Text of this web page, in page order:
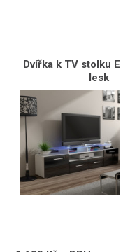
Dvířka k TV stolku
lesk